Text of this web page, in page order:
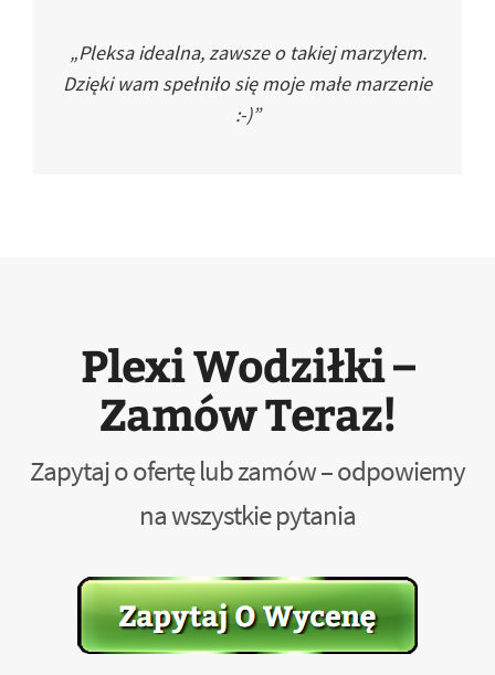
„Pleksa idealna, zawsze o takiej marzyłem.
Dzięki wam spełniło się moje małe marzenie
:-)”
Plexi Wodziłki –
Zamów Teraz!
Zapytaj o ofertę lub zamów – odpowiemy
na wszystkie pytania